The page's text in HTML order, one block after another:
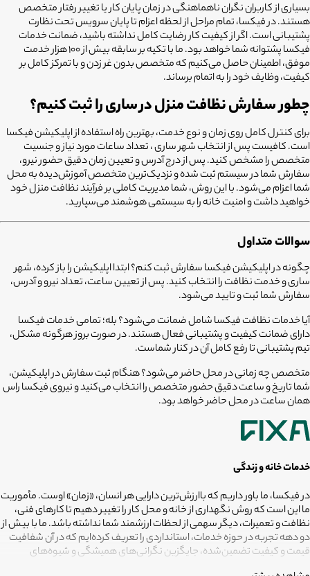
بسیاری از کاربران نگران ناهماهنگی در زمان پایان کار یا تغییر رفتار متخصص
هستند. در فیکسا، تمام مراحل از لحظه اعزام تا پایان سرویس تحت نظارت
پشتیبانی است. اگر از کیفیت کار رضایت کامل نداشته باشید، ضمانت خدمات
فیکسا پشتوانه شما خواهد بود. ما با تکیه بر سابقه بیش از ۱۰۰ هزار خدمت
موفق، اطمینان حاصل می‌کنیم که متخصص بدون غر زدن و با تمرکز کامل بر
کیفیت، وظایف خود را به اتمام برساند.
چطور سفارش نظافت منزل درساریرا ثبت کنیم؟
برای کنترل کامل روی زمان و نوع خدمت، بهترین راه استفاده از اپلیکیشن فیکسا
است. کافیست پس از انتخاب شهر ساری ، تعداد ساعات مورد نیاز و جنسیت
متخصص را مشخص کنید. پس از درج آدرس و تعیین زمان دقیق حضور نیرو،
سفارش شما در سیستم ثبت شده و نزدیک‌ترین متخصص آموزش‌دیده به محل
شما اعزام می‌شود. با این روش، شما مدیریت کاملی بر فرآیند نظافت منزل خود
خواهید داشت و امنیت خانه را به سیستمی هوشمند می‌سپارید.
سوالات متداول
چگونه در اپلیکیشن فیکسا سفارش ثبت کنم؟ابتدا اپلیکیشن را باز کرده، شهر
ساری و خدمت نظافت را انتخاب کنید. پس از تعیین ساعت، تعداد نیرو و آدرس،
سفارش شما ثبت و تایید می‌شود.
آیا خدمات نظافت فیکسا شامل ضمانت می‌شود؟بله؛ تمامی خدمات فیکسا
دارای ضمانت کیفیت و پشتیبانی فعال هستند. در صورت بروز هرگونه مشکل،
تیم پشتیبانی تا رفع کامل آن در کنار شماست.
متخصص چه زمانی در محل حاضر می‌شود؟هنگام ثبت سفارش در اپلیکیشن،
شما تاریخ و ساعت دقیق حضور متخصص را انتخاب می‌کنید و نیروی فیکسا راس
همان ساعت در محل حاضر خواهد بود.
خدمات خانه و زندگی
در فیکسا، ما باور داریم که باارزش‌ترین دارایی هر انسان، «زمان» اوست. مأموریت
ما این است که روش نگهداری از خانه و محل کار را تغییر دهیم تا کارهای فنی،
نظافت و تعمیرات، دیگر سهمی از لحظات ارزشمند شما نداشته باشد. ما با بیش از
دو دهه تجربه در حوزه خدمات، استانداردی را تعریف کرده‌ایم که در آن شفافیت
قیمت و کیفیت تضمین‌شده، جایگزین نگرانی‌های همیشگی و شیوه‌های